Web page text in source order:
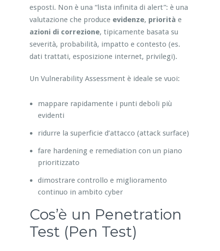
esposti. Non è una “lista infinita di alert”: è una
valutazione che produce evidenze, priorità e
azioni di correzione, tipicamente basata su
severità, probabilità, impatto e contesto (es.
dati trattati, esposizione internet, privilegi).
Un Vulnerability Assessment è ideale se vuoi:
mappare rapidamente i punti deboli più
evidenti
ridurre la superficie d’attacco (attack surface)
fare hardening e remediation con un piano
prioritizzato
dimostrare controllo e miglioramento
continuo in ambito cyber
Cos’è un Penetration
Test (Pen Test)